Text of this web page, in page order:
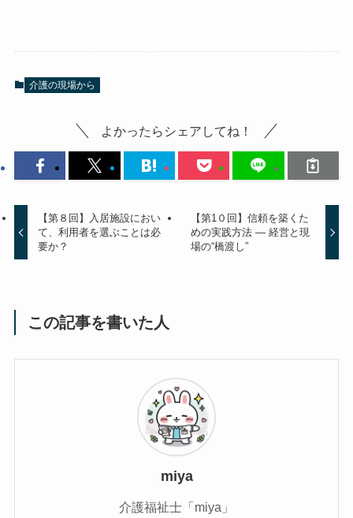
介護の現場から
よかったらシェアしてね！
【第８回】入居施設におい
て、利用者を選ぶことは必
要か？
【第1０回】信頼を築くた
めの実践方法 ― 経営と現
場の“橋渡し”
この記事を書いた人
miya
介護福祉士「miya」